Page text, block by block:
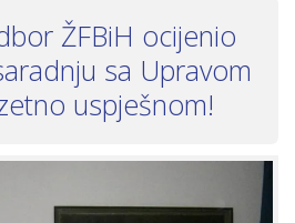
ŽFBiH ocijenio
sa Upravom
uspješnom!